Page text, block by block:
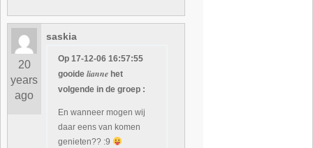
20
years
ago
saskia
Op 17-12-06 16:57:55
gooidelianne het
volgende in de groep :
En wanneer mogen wij
daar eens van komen
genieten?? :9